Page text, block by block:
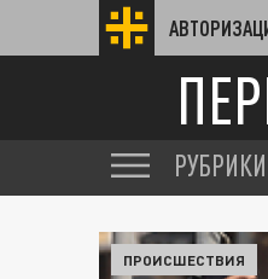
РУБРИКИ
ПРОИСШЕСТВИЯ